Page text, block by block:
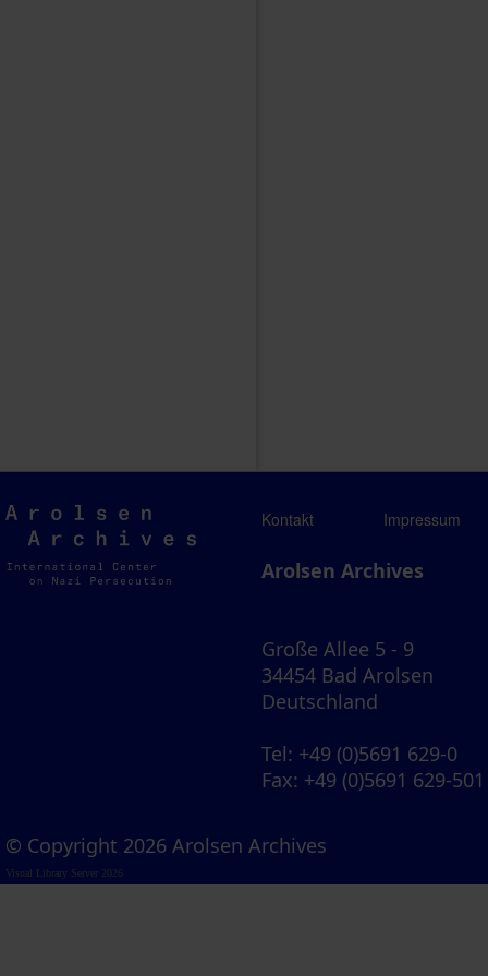
Arolsen
Archives
Kontakt Impressum
Arolsen Archives
Große Allee 5 - 9
34454 Bad Arolsen
Deutschland
Tel: +49 (0)5691 629-0
Fax: +49 (0)5691 629-501
© Copyright 2026 Arolsen Archives
Visual Library Server 2026